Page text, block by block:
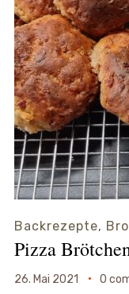
Backrezepte,
Pizza
26. Mai 2021 0